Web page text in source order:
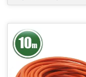
1,5 méter)